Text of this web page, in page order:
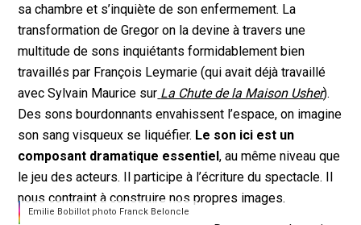
sa chambre et s’inquiète de son enfermement. La
transformation de Gregor on la devine à travers une
multitude de sons inquiétants formidablement bien
travaillés par François Leymarie (qui avait déjà travaillé
avec Sylvain Maurice sur La Chute de la Maison Usher).
Des sons bourdonnants envahissent l’espace, on imagine
son sang visqueux se liquéfier. Le son ici est un
composant dramatique essentiel, au même niveau que
le jeu des acteurs. Il participe à l’écriture du spectacle. Il
nous contraint à construire nos propres images.
Emilie Bobillot photo Franck Beloncle